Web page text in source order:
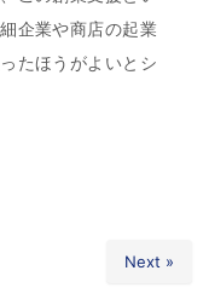
企業や商店の起業
たほうがよいとシ
Next »